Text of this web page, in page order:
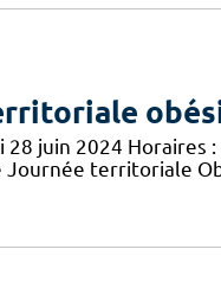
juin 2024 Horaires
Journée territoriale